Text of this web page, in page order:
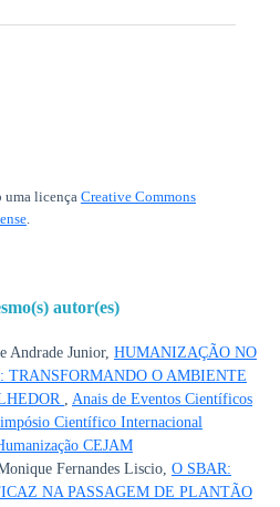
uma licença Creative Commons
.
autor(es)
Andrade Junior, HUMANIZAÇÃO NO
TRANSFORMANDO O AMBIENTE
Anais de Eventos Científicos
Científico Internacional
CEJAM
Fernandes Liscio, O SBAR:
NA PASSAGEM DE PLANTÃO